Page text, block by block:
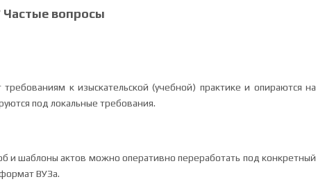
Частые вопросы
к изыскательской (учебной) практике и опираются на
под локальные требования.
и шаблоны актов можно оперативно переработать под конкретный
ВУЗа.